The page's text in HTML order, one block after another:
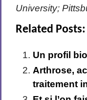
University;
Related Posts:
Un profil
Arthrose,
traitement